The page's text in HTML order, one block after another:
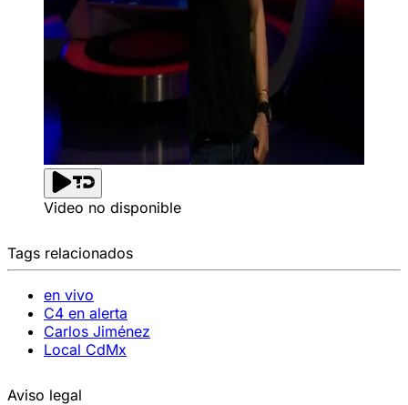
Video no disponible
Tags relacionados
en vivo
C4 en alerta
Carlos Jiménez
Local CdMx
Aviso legal